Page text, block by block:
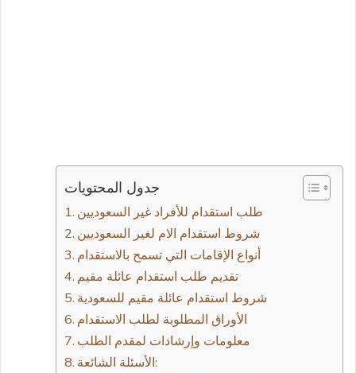
جدول المحتويات
طلب استقدام للأفراد غير السعوديين
شروط استقدام الام لغير السعوديين
أنواع الإقامات التي تسمح بالاستقدام
تقديم طلب استقدام عائلة مقيم
شروط استقدام عائلة مقيم للسعودية
الأوراق المطلوبة لطلب الاستقدام
معلومات وإرشادات لمقدم الطلب
الأسئلة الشائعة: